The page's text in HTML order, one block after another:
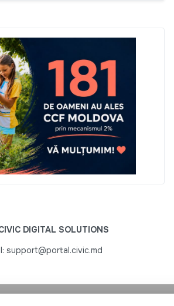
DIGITAL SOLUTIONS
support@portal.civic.md